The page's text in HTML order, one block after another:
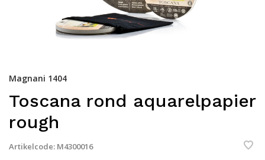
Magnani 1404
Toscana rond aquarelpapier
rough
Artikelcode: M4300016